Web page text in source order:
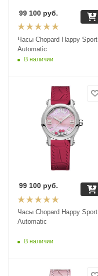
Часы Chopard Happy Sport
Automatic
В наличии
99 100 руб.
Часы Chopard Happy Sport
Automatic
В наличии
99 100 руб.